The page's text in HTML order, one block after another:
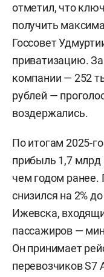
отметил, что
получить
Госсовет
приватизацию.
компании — 252
рублей —
воздержались.
По итогам 2025-
прибыль 1,7 млрд
чем годом ранее.
снизился на 2%
Ижевска,
пассажиров —
Он принимает
перевозчиков S7